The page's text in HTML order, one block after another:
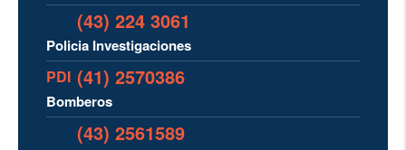
(43) 224 3061
Policia Investigaciones
PDI (41) 2570386
Bomberos
(43) 2561589